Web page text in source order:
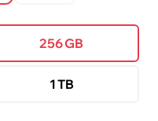
256 GB
1 TB